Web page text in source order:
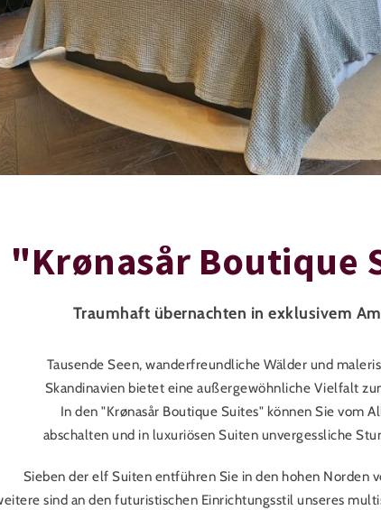
"Krønasår Boutique
Traumhaft übernachten in exklusivem
Tausende Seen, wanderfreundliche Wälder und
Skandinavien bietet eine außergewöhnliche Vielfalt
In den "Krønasår Boutique Suites" können Sie vom
abschalten und in luxuriösen Suiten unvergessliche
Sieben der elf Suiten entführen Sie in den hohen Norden
sind an den futuristischen Einrichtungsstil unseres